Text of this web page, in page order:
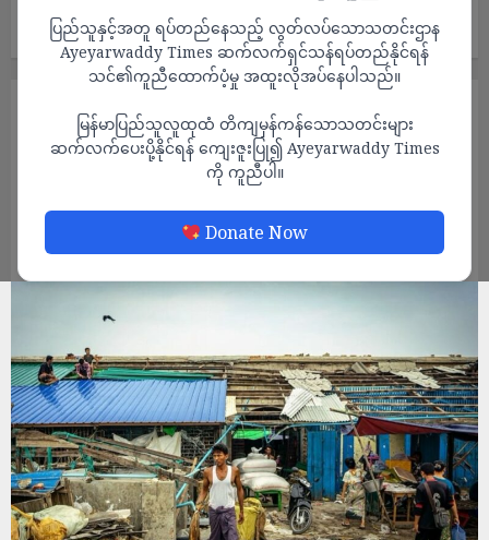
ပြည်သူနှင့်အတူ ရပ်တည်နေသည့် လွတ်လပ်သောသတင်းဌာန
Ayeyarwaddy Times ဆက်လက်ရှင်သန်ရပ်တည်နိုင်ရန်
သင်၏ကူညီထောက်ပံ့မှု အထူးလိုအပ်နေပါသည်။
မြန်မာပြည်သူလူထုထံ တိကျမှန်ကန်သောသတင်းများ
ဆက်လက်ပေးပို့နိုင်ရန် ကျေးဇူးပြု၍ Ayeyarwaddy Times
ကို ကူညီပါ။
Donate Now
ဆင်းရဲမွဲတေမှု ကြီးမားလာ
မြန်မာမှာ စစ်အာဏာသိမ်းမှုကြောင့် လူလတ်
တန်းစား ပျောက်ကွယ်ပြီး ဆင်းရဲမွဲတေမှု
ကြီးမားလာ
ADMIN APRIL 12, 2024